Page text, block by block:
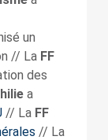
un
// La FF
des
a
// La FF
// La